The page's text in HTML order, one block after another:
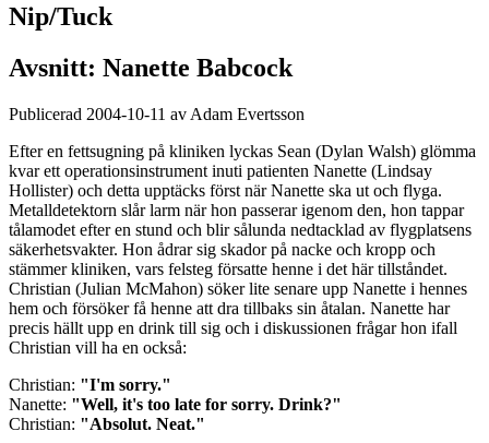
Nip/Tuck
Avsnitt: Nanette Babcock
Publicerad 2004-10-11 av Adam Evertsson
Efter en fettsugning på kliniken lyckas Sean (Dylan Walsh) glömma
kvar ett operationsinstrument inuti patienten Nanette (Lindsay
Hollister) och detta upptäcks först när Nanette ska ut och flyga.
Metalldetektorn slår larm när hon passerar igenom den, hon tappar
tålamodet efter en stund och blir sålunda nedtacklad av flygplatsens
säkerhetsvakter. Hon ådrar sig skador på nacke och kropp och
stämmer kliniken, vars felsteg försatte henne i det här tillståndet.
Christian (Julian McMahon) söker lite senare upp Nanette i hennes
hem och försöker få henne att dra tillbaks sin åtalan. Nanette har
precis hällt upp en drink till sig och i diskussionen frågar hon ifall
Christian vill ha en också:
Christian: "I'm sorry."
Nanette: "Well, it's too late for sorry. Drink?"
Christian: "Absolut. Neat."